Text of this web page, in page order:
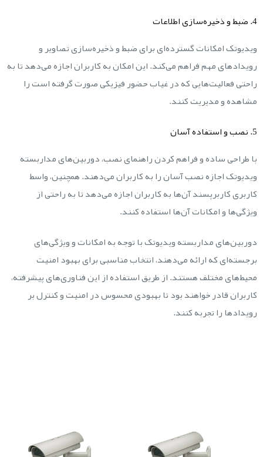
4. ضبط و ذخیره‌سازی اطلاعات
ویدیوتک امکانات گسترده‌ای برای ضبط و ذخیره‌سازی تصاویر و
رویدادهای مهم فراهم می‌کند. این امکان به کاربران اجازه می‌دهد تا به
راحتی فعالیت‌هایی که در غیاب حضور فیزیکی صورت گرفته است را
مشاهده و مدیریت کنند.
5. نصب و استفاده آسان
با طراحی ساده و فراهم کردن راهنمای نصب، دوربین‌های مداربسته
ویدیوتک اجازه نصب آسان را به کاربران می‌دهند. همچنین، واسط
کاربری کاربرپسند آن‌ها به کاربران اجازه می‌دهد تا به راحتی از
ویژگی‌ها و امکانات آن‌ها استفاده کنند.
دوربین‌های مداربسته ویدیوتک با توجه به امکانات و ویژگی‌های
برجسته‌ای که ارائه می‌دهند، انتخاب مناسبی برای بهبود امنیت
محیط‌های مختلف هستند. از طریق استفاده از این فناوری‌های پیشرفته،
کاربران قادر خواهند بود تا بهبودی محسوس در امنیت و کنترل بر
رویدادها را تجربه کنند.